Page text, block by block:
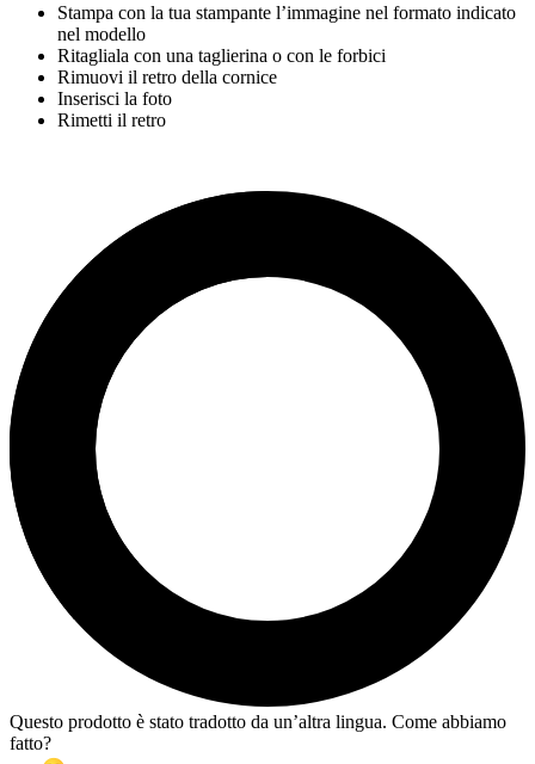
Stampa con la tua stampante l’immagine nel formato indicato
nel modello
Ritagliala con una taglierina o con le forbici
Rimuovi il retro della cornice
Inserisci la foto
Rimetti il retro
Questo prodotto è stato tradotto da un’altra lingua. Come abbiamo
fatto?